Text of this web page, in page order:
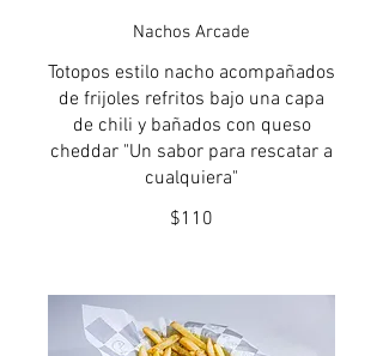
Nachos Arcade
Totopos estilo nacho acompañados
de frijoles refritos bajo una capa
de chili y bañados con queso
cheddar "Un sabor para rescatar a
cualquiera"
$110